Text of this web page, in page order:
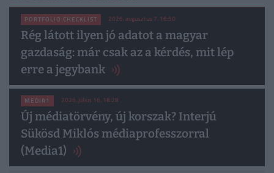
PORTFOLIO CHECKLIST 2026. augusztus 7. 16:50
Rég látott ilyen jó adatot a magyar
gazdaság: már csak az a kérdés, mit lép
erre a jegybank
MEDIA1 2026. július 16. 18:28
Új médiatörvény, új korszak? Interjú
Sükösd Miklós médiaprofesszorral
(Media1)